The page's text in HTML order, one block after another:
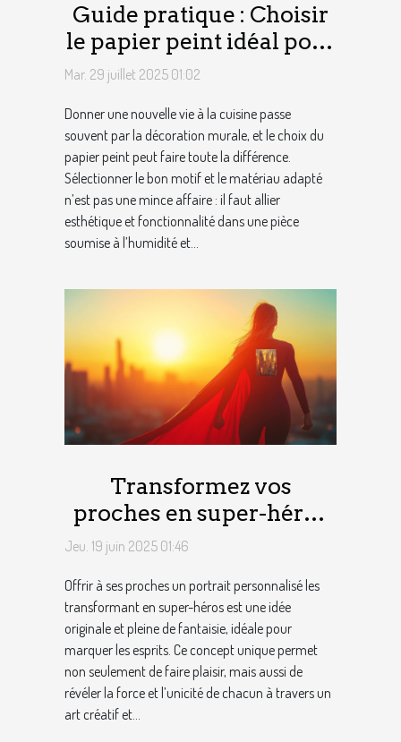
Guide pratique : Choisir
le papier peint idéal pour
votre cuisine
Mar. 29 juillet 2025 01:02
Donner une nouvelle vie à la cuisine passe
souvent par la décoration murale, et le choix du
papier peint peut faire toute la différence.
Sélectionner le bon motif et le matériau adapté
n’est pas une mince affaire : il faut allier
esthétique et fonctionnalité dans une pièce
soumise à l’humidité et...
Transformez vos
proches en super-héros
avec un portrait
Jeu. 19 juin 2025 01:46
Offrir à ses proches un portrait personnalisé les
transformant en super-héros est une idée
originale et pleine de fantaisie, idéale pour
marquer les esprits. Ce concept unique permet
non seulement de faire plaisir, mais aussi de
révéler la force et l’unicité de chacun à travers un
art créatif et...